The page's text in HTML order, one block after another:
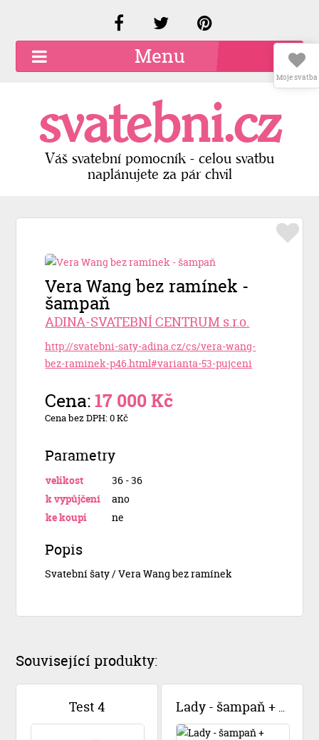
Menu
Kariéra
Kontakty
Přidat firmu
svatebni.cz
Váš svatební pomocník - celou svatbu
naplánujete za pár chvil
Vera Wang bez ramínek -
šampaň
ADINA-SVATEBNÍ CENTRUM s.r.o.
http://svatebni-saty-adina.cz/cs/vera-wang-
bez-raminek-p46.html#varianta-53-pujceni
Cena:17 000 Kč
Cena bez DPH: 0 Kč
Parametry
velikost
36 - 36
k vypůjčení
ano
ke koupi
ne
Popis
Svatební šaty / Vera Wang bez ramínek
Související produkty:
Test 4 Lady - šampaň + cappuccino
Moje svatba